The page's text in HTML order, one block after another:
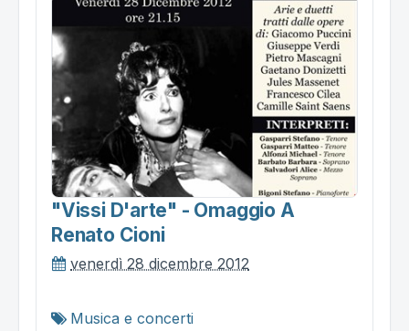
"vissi D'arte" - Omaggio A
Renato Cioni
venerdì 28 dicembre 2012
Musica e concerti